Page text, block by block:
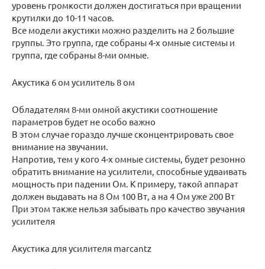
уровень громкости должен достигаться при вращении
крутилки до 10-11 часов.
Все модели акустики можно разделить на 2 большие
группы. Это группа, где собраны 4-х омные системы и
группа, где собраны 8-ми омные.
Акустика 6 ом усилитель 8 ом
Обладателям 8-ми омной акустики соотношение
параметров будет не особо важно
В этом случае гораздо лучше сконцентрировать свое
внимание на звучании.
Напротив, тем у кого 4-х омные системы, будет резонно
обратить внимание на усилители, способные удваивать
мощность при падении Ом. К примеру, такой аппарат
должен выдавать на 8 Ом 100 Вт, а на 4 Ом уже 200 Вт
При этом также нельзя забывать про качество звучания
усилителя
Акустика для усилителя marcantz